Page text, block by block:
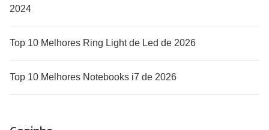
2024
Top 10 Melhores Ring Light de Led de 2026
Top 10 Melhores Notebooks i7 de 2026